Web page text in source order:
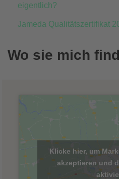
eigentlich?
Jameda Qualitätszertifikat
Wo sie mich
Klicke hier, um
akzeptieren und